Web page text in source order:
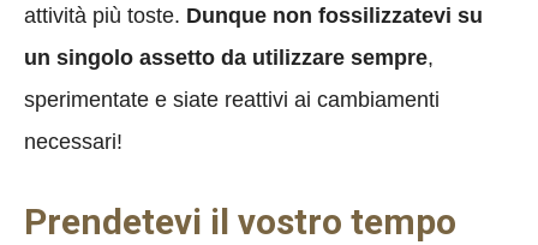
attività più toste. Dunque non fossilizzatevi su
un singolo assetto da utilizzare sempre,
sperimentate e siate reattivi ai cambiamenti
necessari!
Prendetevi il vostro tempo